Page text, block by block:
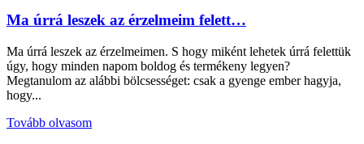
Ma úrrá leszek az érzelmeim felett…
Ma úrrá leszek az érzelmeimen. S hogy miként lehetek úrrá felettük
úgy, hogy minden napom boldog és termékeny legyen?
Megtanulom az alábbi bölcsességet: csak a gyenge ember hagyja,
hogy...
Tovább olvasom